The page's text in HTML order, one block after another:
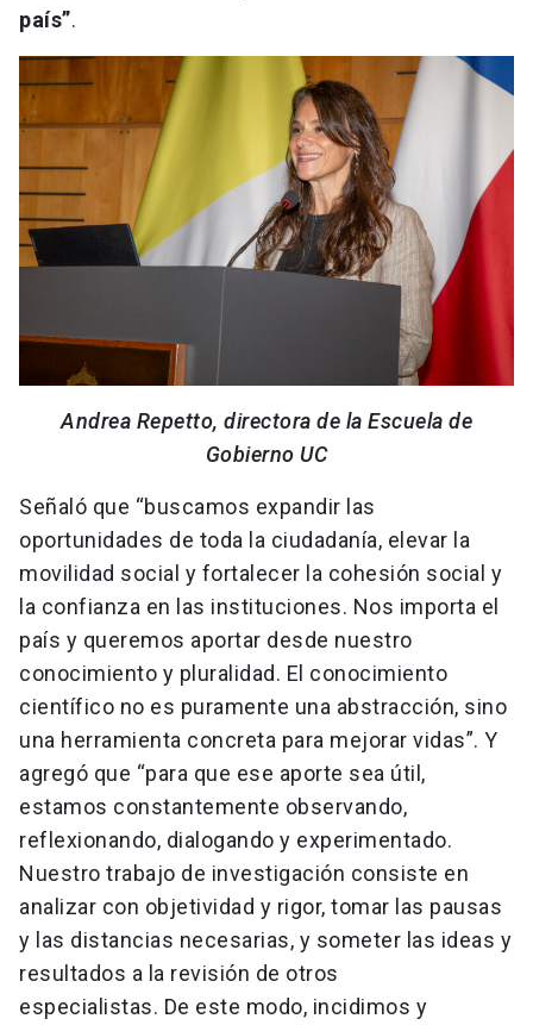
país”.
Andrea Repetto, directora de la Escuela de
Gobierno UC
Señaló que “buscamos expandir las
oportunidades de toda la ciudadanía, elevar la
movilidad social y fortalecer la cohesión social y
la confianza en las instituciones. Nos importa el
país y queremos aportar desde nuestro
conocimiento y pluralidad. El conocimiento
científico no es puramente una abstracción, sino
una herramienta concreta para mejorar vidas”. Y
agregó que “para que ese aporte sea útil,
estamos constantemente observando,
reflexionando, dialogando y experimentado.
Nuestro trabajo de investigación consiste en
analizar con objetividad y rigor, tomar las pausas
y las distancias necesarias, y someter las ideas y
resultados a la revisión de otros
especialistas. De este modo, incidimos y